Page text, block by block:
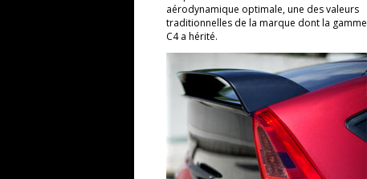
aérodynamique optimale, une des valeurs
traditionnelles de la marque dont la gamme
C4 a hérité.